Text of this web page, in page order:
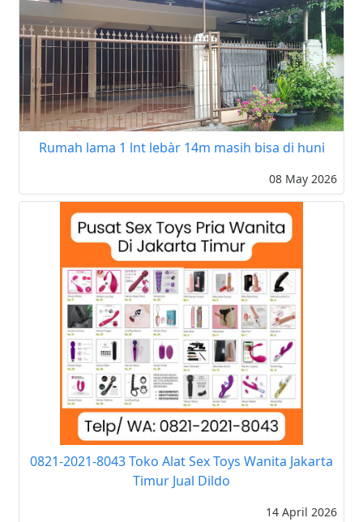
Rumah lama 1 lnt lebàr 14m masih bisa di huni
08 May 2026
0821-2021-8043 Toko Alat Sex Toys Wanita Jakarta
Timur Jual Dildo
14 April 2026